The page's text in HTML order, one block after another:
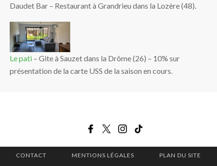
Daudet Bar – Restaurant à Grandrieu dans la Lozère (48).
Le pati – Gite à Sauzet dans la Drôme (26) – 10% sur
présentation de la carte USS de la saison en cours.
CONTACT MENTIONS LÉGALES PLAN DU SITE